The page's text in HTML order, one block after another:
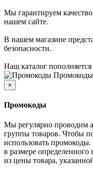
Мы гарантируем
нашем сайте.
В нашем магазине
безопасности.
Наш каталог
Промокоды
×
Промокоды
Мы регулярно проводим
группы товаров. Чтобы
использовать промокоды.
в размере определенного
из цены товара,